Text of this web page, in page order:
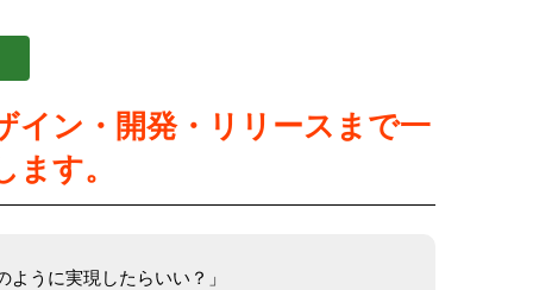
イン・開発・リリースまで一
す。
うに実現したらいい？」